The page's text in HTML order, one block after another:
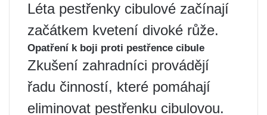
Léta pestřenky cibulové začínají
začátkem kvetení divoké růže.
Opatření k boji proti pestřence cibule
Zkušení zahradníci provádějí
řadu činností, které pomáhají
eliminovat pestřenku cibulovou.